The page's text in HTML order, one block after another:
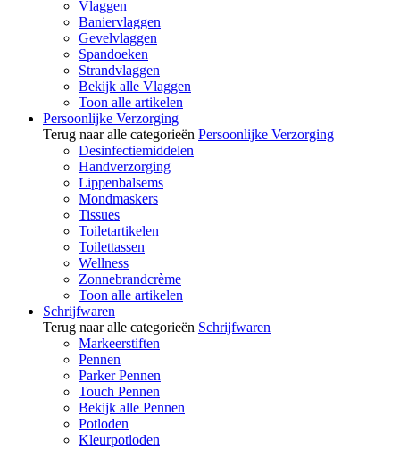
Vlaggen
Baniervlaggen
Gevelvlaggen
Spandoeken
Strandvlaggen
Bekijk alle Vlaggen
Toon alle artikelen
Persoonlijke Verzorging
Terug naar alle categorieën Persoonlijke Verzorging
Desinfectiemiddelen
Handverzorging
Lippenbalsems
Mondmaskers
Tissues
Toiletartikelen
Toilettassen
Wellness
Zonnebrandcrème
Toon alle artikelen
Schrijfwaren
Terug naar alle categorieën Schrijfwaren
Markeerstiften
Pennen
Parker Pennen
Touch Pennen
Bekijk alle Pennen
Potloden
Kleurpotloden